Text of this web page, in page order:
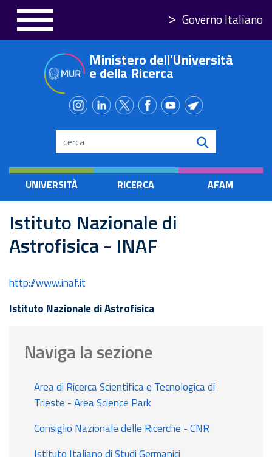
content
Governo Italiano
Ministero dell'Università
e della Ricerca
Search
UNIVERSITÀ RICERCA AFAM
Istituto Nazionale di
Astrofisica - INAF
http://www.inaf.it
Istituto Nazionale di Astrofisica
Naviga la sezione
Area di Ricerca Scientifica e Tecnologica di
Trieste - Area Science Park
Consiglio Nazionale delle Ricerche - CNR
Istituto Italiano di Studi Germanici